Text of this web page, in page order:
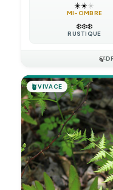
☀️☀️☀️
MI-OMBRE
❄️❄️❄️
RUSTIQUE
🍃
🪴VIVACE